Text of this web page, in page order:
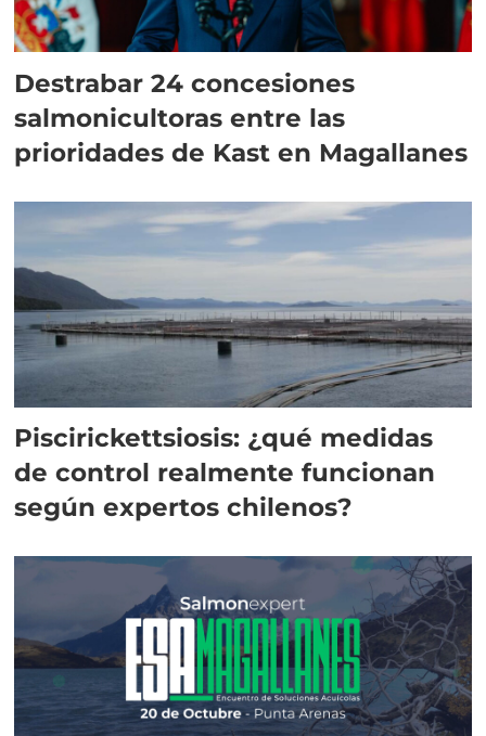
Destrabar 24 concesiones
salmonicultoras entre las
prioridades de Kast en Magallanes
Piscirickettsiosis: ¿qué medidas
de control realmente funcionan
según expertos chilenos?